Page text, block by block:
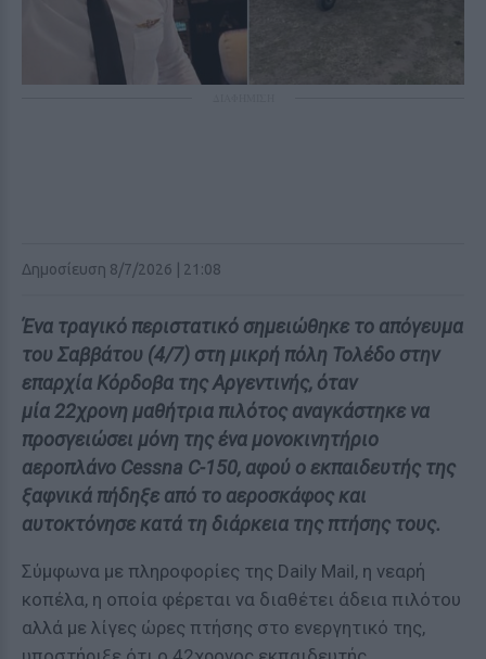
Δημοσίευση 8/7/2026 | 21:08
Ένα τραγικό περιστατικό σημειώθηκε το απόγευμα
του Σαββάτου (4/7) στη μικρή πόλη Τολέδο στην
επαρχία Κόρδοβα της Αργεντινής, όταν
μία 22χρονη μαθήτρια πιλότος αναγκάστηκε να
προσγειώσει μόνη της ένα μονοκινητήριο
αεροπλάνο Cessna C-150, αφού ο εκπαιδευτής της
ξαφνικά πήδηξε από το αεροσκάφος και
αυτοκτόνησε κατά τη διάρκεια της πτήσης τους.
Σύμφωνα με πληροφορίες της Daily Mail, η νεαρή
κοπέλα, η οποία φέρεται να διαθέτει άδεια πιλότου
αλλά με λίγες ώρες πτήσης στο ενεργητικό της,